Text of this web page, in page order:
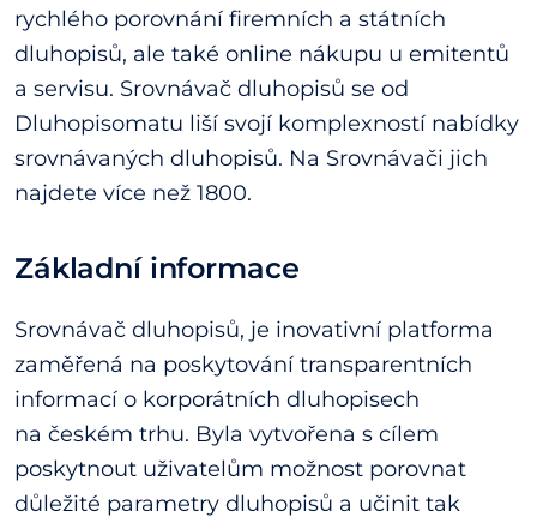
rychlého porovnání firemních a státních
dluhopisů, ale také online nákupu u emitentů
a servisu. Srovnávač dluhopisů se od
Dluhopisomatu liší svojí komplexností nabídky
srovnávaných dluhopisů. Na Srovnávači jich
najdete více než 1800.
Základní informace
Srovnávač dluhopisů, je inovativní platforma
zaměřená na poskytování transparentních
informací o korporátních dluhopisech
na českém trhu. Byla vytvořena s cílem
poskytnout uživatelům možnost porovnat
důležité parametry dluhopisů a učinit tak